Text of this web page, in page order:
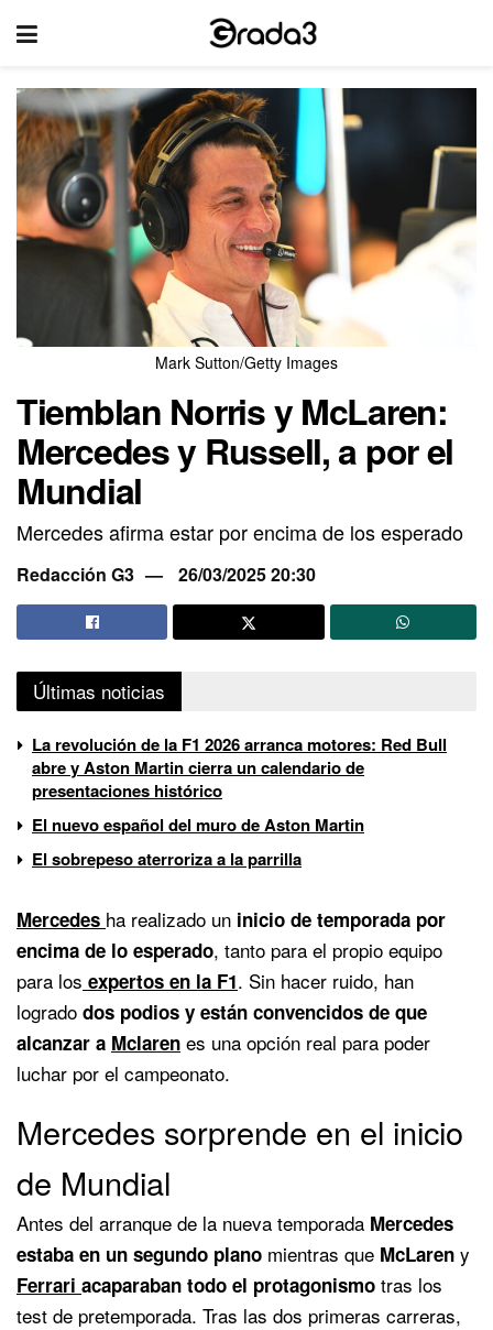
Mark Sutton/Getty Images
Tiemblan Norris y McLaren:
Mercedes y Russell, a por el
Mundial
Mercedes afirma estar por encima de los esperado
Redacción G3 26/03/2025 20:30
Últimas noticias
La revolución de la F1 2026 arranca motores: Red Bull
abre y Aston Martin cierra un calendario de
presentaciones histórico
El nuevo español del muro de Aston Martin
El sobrepeso aterroriza a la parrilla
Mercedes ha realizado un inicio de temporada por
encima de lo esperado, tanto para el propio equipo
para los expertos en la F1. Sin hacer ruido, han
logrado dos podios y están convencidos de que
alcanzar a Mclaren es una opción real para poder
luchar por el campeonato.
Mercedes sorprende en el inicio
de Mundial
Antes del arranque de la nueva temporada Mercedes
estaba en un segundo plano mientras que McLaren y
Ferrari acaparaban todo el protagonismo tras los
test de pretemporada. Tras las dos primeras carreras,